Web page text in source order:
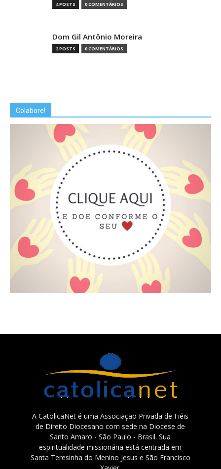
4 POSTS 0 COMENTÁRIOS
Dom Gil Antônio Moreira
2 POSTS 0 COMENTÁRIOS
Colabore!
A CatolicaNet é uma Associação Privada de Fiéis
de Direito Diocesano com sede na Diocese de
Santo Amaro - São Paulo - Brasil. Sua
espiritualidade missionária está centrada em
Santa Teresinha do Menino Jesus e São Francisco